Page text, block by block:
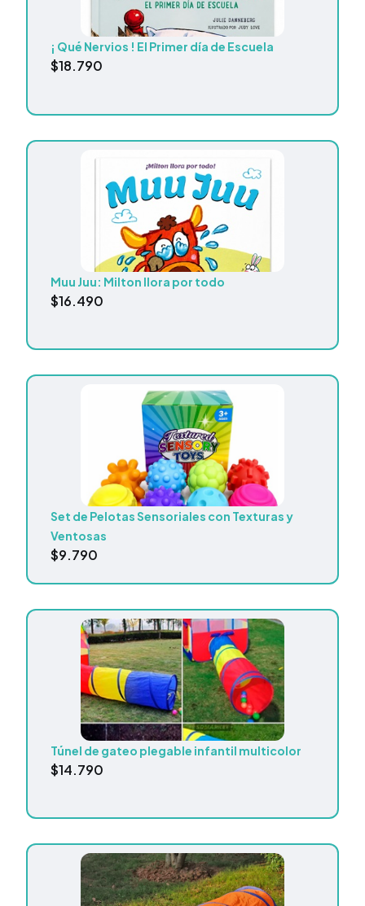
¡ Qué Nervios ! El Primer día de Escuela
$18.790
Muu Juu: Milton llora por todo
$16.490
Set de Pelotas Sensoriales con Texturas y
Ventosas
$9.790
Túnel de gateo plegable infantil multicolor
$14.790